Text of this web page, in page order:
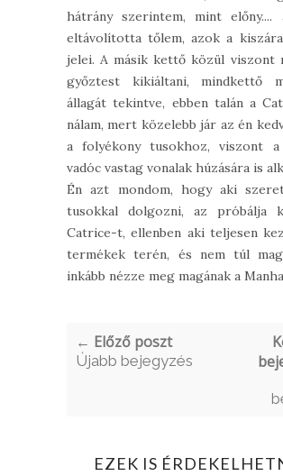
hátrány szerintem, mint előny....
eltávolította tőlem, azok a
jelei. A másik kettő közül viszont
győztest kikiáltani, mindkettő
állagát tekintve, ebben talán a
nálam, mert közelebb jár az én
a folyékony tusokhoz, viszont a
vadóc vastag vonalak húzására is
Én azt mondom, hogy aki
tusokkal dolgozni, az próbálja
Catrice-t, ellenben aki teljesen
termékek terén, és nem túl
inkább nézze meg magának a
← Előző poszt
Újabb bejegyzés
EZEK IS